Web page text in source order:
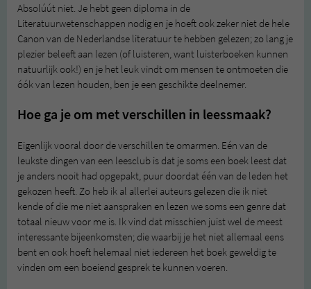
Absolúút niet. Je hebt geen diploma in de
Literatuurwetenschappen nodig en je hoeft ook zeker niet de hele
Canon van de Nederlandse literatuur te hebben gelezen; zo lang je
plezier beleeft aan lezen (of luisteren, want luisterboeken kunnen
natuurlijk ook!) en je het leuk vindt om mensen te ontmoeten die
óók van lezen houden, ben je een geschikte deelnemer.
Hoe ga je om met verschillen in leessmaak?
Eigenlijk vooral door de verschillen te omarmen. Eén van de
leukste dingen van een leesclub is dat je soms een boek leest dat
je anders nooit had opgepakt, puur doordat één van de leden het
gekozen heeft. Zo heb ik al allerlei auteurs gelezen die ik niet
kende of die me niet aanspraken en lezen we soms een genre dat
totaal nieuw voor me is. Ik vind dat misschien juist wel de meest
interessante bijeenkomsten; die waarbij je het niet allemaal eens
bent en ook hoeft helemaal niet iedereen het boek geweldig te
vinden om een boeiend gesprek te kunnen voeren.